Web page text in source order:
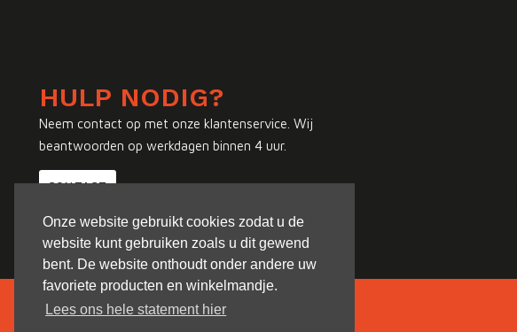
Onze website gebruikt cookies zodat u de
website kunt gebruiken zoals u dit gewend
bent. De website onthoudt onder andere uw
favoriete producten en winkelmandje.
Lees ons hele statement hier
HULP NODIG?
Neem contact op met onze klantenservice. Wij
beantwoorden op werkdagen binnen 4 uur.
CONTACT